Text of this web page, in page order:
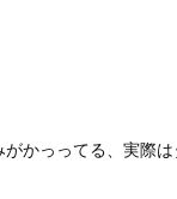
かっってる、実際